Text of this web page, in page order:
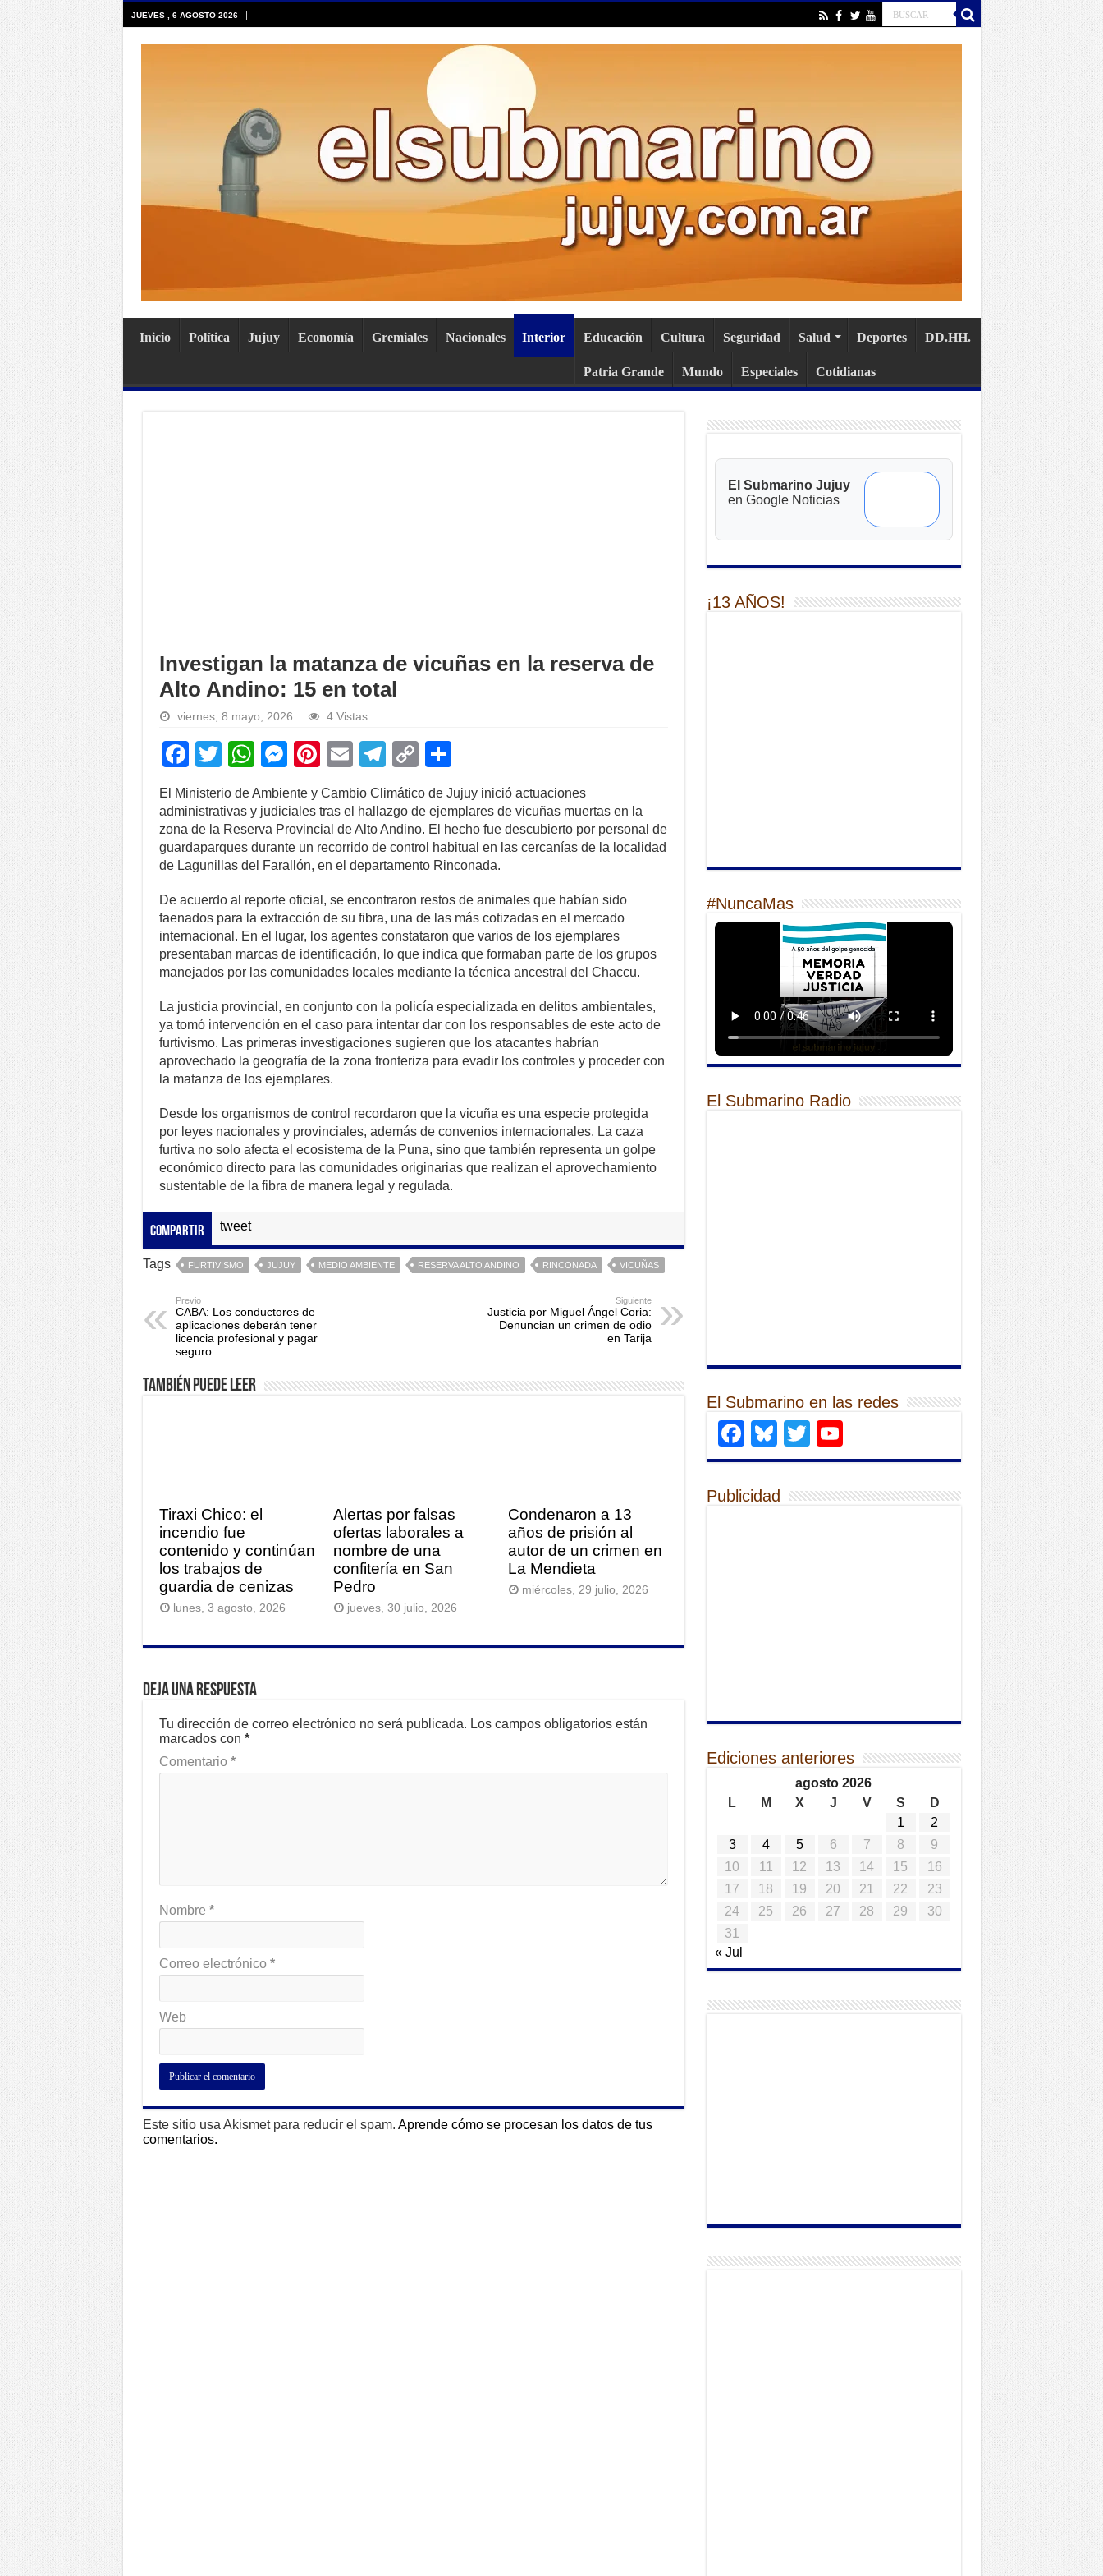
JUEVES , 6 AGOSTO 2026
Inicio Política Jujuy Economía Gremiales Nacionales Interior Educación Cultura Seguridad Salud Deportes DD.HH.
Patria Grande Mundo Especiales Cotidianas
Investigan la matanza de vicuñas en la reserva de
Alto Andino: 15 en total
viernes, 8 mayo, 2026 4 Vistas
F
a
c
e
b
o
k
T
wi
tt
er
W
h
at
s
A
p
M
e
ss
e
n
er
Pi
nt
er
e
st
E
m
ail
T
el
e
gr
a
C
p
y
Li
k
h
ar
e
El Ministerio de Ambiente y Cambio Climático de Jujuy inició actuaciones
administrativas y judiciales tras el hallazgo de ejemplares de vicuñas muertas en la
zona de la Reserva Provincial de Alto Andino. El hecho fue descubierto por personal de
guardaparques durante un recorrido de control habitual en las cercanías de la localidad
de Lagunillas del Farallón, en el departamento Rinconada.
De acuerdo al reporte oficial, se encontraron restos de animales que habían sido
faenados para la extracción de su fibra, una de las más cotizadas en el mercado
internacional. En el lugar, los agentes constataron que varios de los ejemplares
presentaban marcas de identificación, lo que indica que formaban parte de los grupos
manejados por las comunidades locales mediante la técnica ancestral del Chaccu.
La justicia provincial, en conjunto con la policía especializada en delitos ambientales,
ya tomó intervención en el caso para intentar dar con los responsables de este acto de
furtivismo. Las primeras investigaciones sugieren que los atacantes habrían
aprovechado la geografía de la zona fronteriza para evadir los controles y proceder con
la matanza de los ejemplares.
Desde los organismos de control recordaron que la vicuña es una especie protegida
por leyes nacionales y provinciales, además de convenios internacionales. La caza
furtiva no solo afecta el ecosistema de la Puna, sino que también representa un golpe
económico directo para las comunidades originarias que realizan el aprovechamiento
sustentable de la fibra de manera legal y regulada.
Compartir tweet
Tags FURTIVISMO JUJUY MEDIO AMBIENTE RESERVA ALTO ANDINO RINCONADA VICUÑAS
Previo
CABA: Los conductores de
aplicaciones deberán tener
licencia profesional y pagar
seguro
Siguiente
Justicia por Miguel Ángel Coria:
Denuncian un crimen de odio
en Tarija
También puede leer
Tiraxi Chico: el
incendio fue
contenido y continúan
los trabajos de
guardia de cenizas
lunes, 3 agosto, 2026
Alertas por falsas
ofertas laborales a
nombre de una
confitería en San
Pedro
jueves, 30 julio, 2026
Condenaron a 13
años de prisión al
autor de un crimen en
La Mendieta
miércoles, 29 julio, 2026
Deja una respuesta
Tu dirección de correo electrónico no será publicada. Los campos obligatorios están
marcados con *
Comentario *
Nombre *
Correo electrónico *
Web
Este sitio usa Akismet para reducir el spam. Aprende cómo se procesan los datos de tus
comentarios.
El Submarino Jujuy
en Google Noticias
¡13 AÑOS!
#NuncaMas
El Submarino Radio
El Submarino en las redes
Facebook
Bluesky
Twitter
Publicidad
Ediciones anteriores
agosto 2026
L
M X J V S
D
1
2
3
4 5 6 7 8
9
10
11 12 13 14 15
16
17
18 19 20 21 22
23
24
25 26 27 28 29
30
31
« Jul